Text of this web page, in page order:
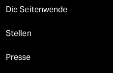
Die Seitenwende
Stellen
Presse